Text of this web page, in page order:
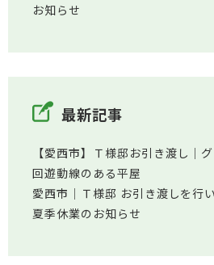
お知らせ
最新記事
【愛西市】Ｔ様邸お引き渡し｜
回遊動線のある平屋
愛西市│Ｔ様邸 お引き渡しを行
夏季休業のお知らせ